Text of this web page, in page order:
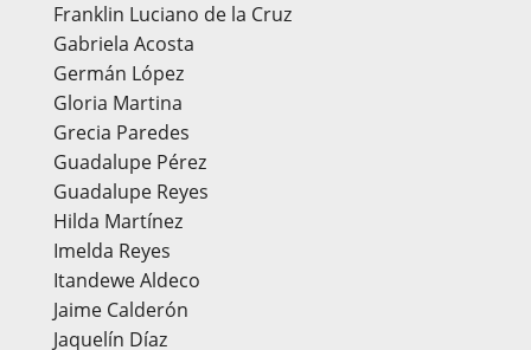
Franklin Luciano de la Cruz
Gabriela Acosta
Germán López
Gloria Martina
Grecia Paredes
Guadalupe Pérez
Guadalupe Reyes
Hilda Martínez
Imelda Reyes
Itandewe Aldeco
Jaime Calderón
Jaquelín Díaz